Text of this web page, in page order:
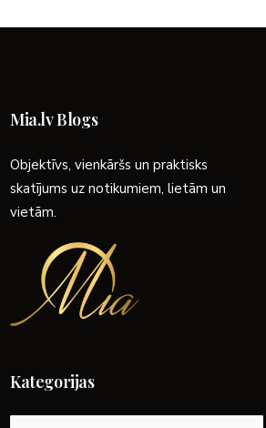
Mia.lv Blogs
Objektīvs, vienkāršs un praktisks
skatījums uz notikumiem, lietām un
vietām.
Kategorijas